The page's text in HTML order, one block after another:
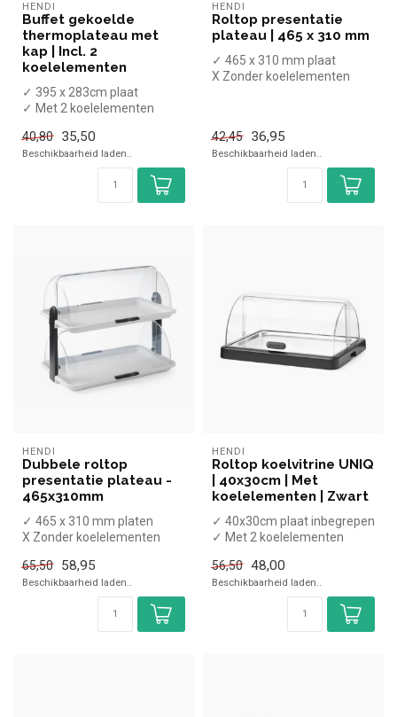
HENDI
Buffet gekoelde
thermoplateau met
kap | Incl. 2
koelelementen
✓ 395 x 283cm plaat
✓ Met 2 koelelementen
43cm, diepte ...
40,80 35,50
Beschikbaarheid laden..
HENDI
Roltop presentatie
plateau | 465 x 310 mm
✓ 465 x 310 mm plaat
X Zonder koelelementen
42,45
36,95
Beschikbaarheid laden..
HENDI
Dubbele roltop
presentatie plateau -
465x310mm
✓ 465 x 310 mm platen
X Zonder koelelementen
✓ Hoogte 41 cm, bree...
65,50 58,95
Beschikbaarheid laden..
HENDI
Roltop koelvitrine UNIQ
| 40x30cm | Met
koelelementen | Zwart
✓ 40x30cm plaat inbegrepen
✓ Met 2 koelelementen
cm...
56,50 48,00
Beschikbaarheid laden..